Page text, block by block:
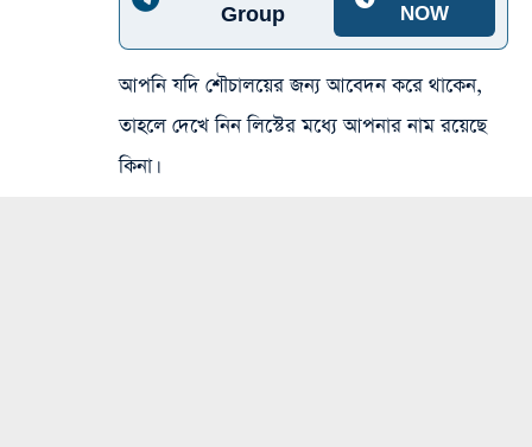
Group
NOW
আপনি যদি শৌচালয়ের জন্য আবেদন করে থাকেন,
তাহলে দেখে নিন লিস্টের মধ্যে আপনার নাম রয়েছে
কিনা।